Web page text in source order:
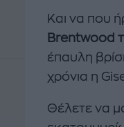
Και να που
Brentwood
έπαυλη
χρόνια η
Θέλετε να
Majenco's
ΣΑΜΑΝΘΑ
Η απόλυτη
καρπούζι,
που θα